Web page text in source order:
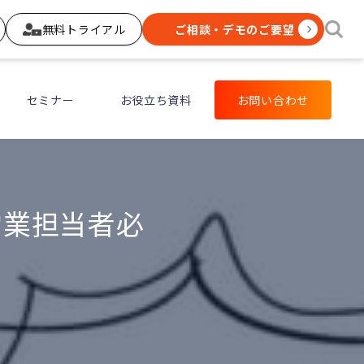
無料トライアル ご相談・デモのご要望
セミナー お役立ち資料 お問い合わせ
担当者必